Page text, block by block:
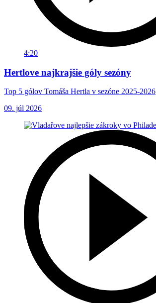
4:20
Hertlove najkrajšie góly sezóny
Top 5 gólov Tomáša Hertla v sezóne 2025-2026
09. júl 2026